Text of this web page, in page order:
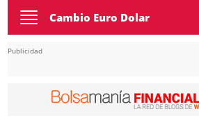
Toggle
navigation
Cambio Euro Dolar
Publicidad